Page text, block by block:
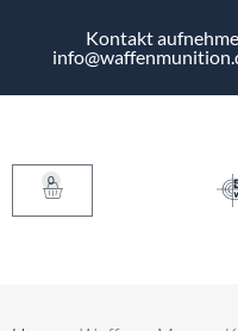
Kontakt
0